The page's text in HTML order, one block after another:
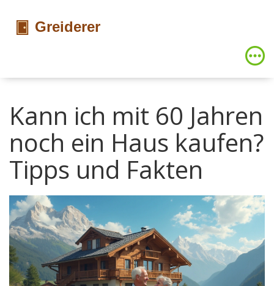
Kann ich mit 60 Jahren
noch ein Haus kaufen?
Tipps und Fakten